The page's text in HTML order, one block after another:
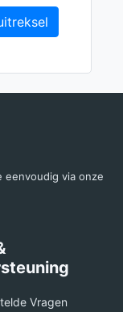
eenvoudig via onze
Vragen